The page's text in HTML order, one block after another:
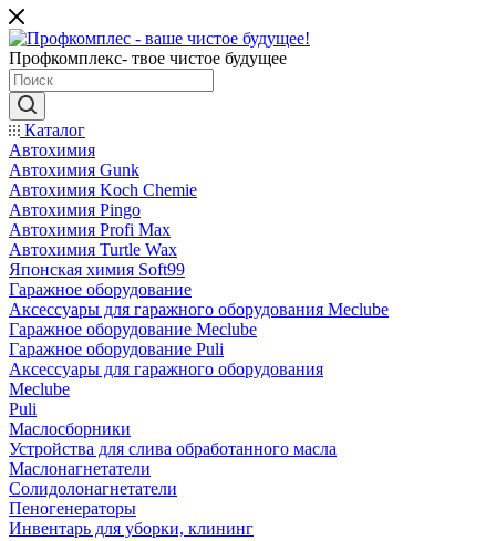
Профкомплекс- твое чистое будущее
Каталог
Автохимия
Автохимия Gunk
Автохимия Koch Chemie
Автохимия Pingo
Автохимия Profi Max
Автохимия Turtle Wax
Японская химия Soft99
Гаражное оборудование
Аксессуары для гаражного оборудования Meclube
Гаражное оборудование Meclube
Гаражное оборудование Puli
Аксессуары для гаражного оборудования
Meclube
Puli
Маслосборники
Устройства для слива обработанного масла
Маслонагнетатели
Солидолонагнетатели
Пеногенераторы
Инвентарь для уборки, клининг